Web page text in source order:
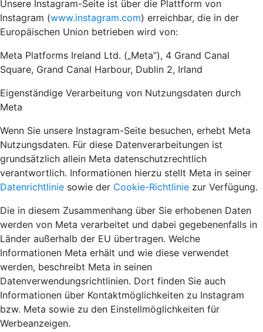
Unsere Instagram-Seite ist über die Plattform von
Instagram (www.instagram.com) erreichbar, die in der
Europäischen Union betrieben wird von:
Meta Platforms Ireland Ltd. („Meta”), 4 Grand Canal
Square, Grand Canal Harbour, Dublin 2, Irland
Eigenständige Verarbeitung von Nutzungsdaten durch
Meta
Wenn Sie unsere Instagram-Seite besuchen, erhebt Meta
Nutzungsdaten. Für diese Datenverarbeitungen ist
grundsätzlich allein Meta datenschutzrechtlich
verantwortlich. Informationen hierzu stellt Meta in seiner
Datenrichtlinie sowie der Cookie-Richtlinie zur Verfügung.
Die in diesem Zusammenhang über Sie erhobenen Daten
werden von Meta verarbeitet und dabei gegebenenfalls in
Länder außerhalb der EU übertragen. Welche
Informationen Meta erhält und wie diese verwendet
werden, beschreibt Meta in seinen
Datenverwendungsrichtlinien. Dort finden Sie auch
Informationen über Kontaktmöglichkeiten zu Instagram
bzw. Meta sowie zu den Einstellmöglichkeiten für
Werbeanzeigen.